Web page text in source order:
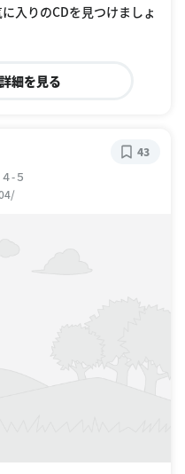
入りのCDを見つけましょ
細を見る
-５
43